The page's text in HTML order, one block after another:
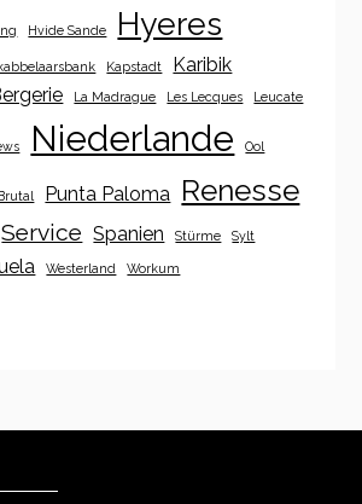
Hvide Sande Hyeres
Kapstadt Karibik
La Madrague Les Lecques Leucate
Niederlande Ool
Punta Paloma Renesse
Service Spanien Stürme Sylt
Westerland Workum